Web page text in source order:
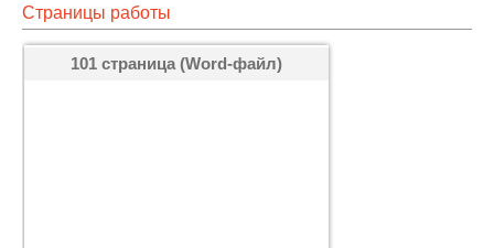
Страницы работы
101 страница (Word-файл)